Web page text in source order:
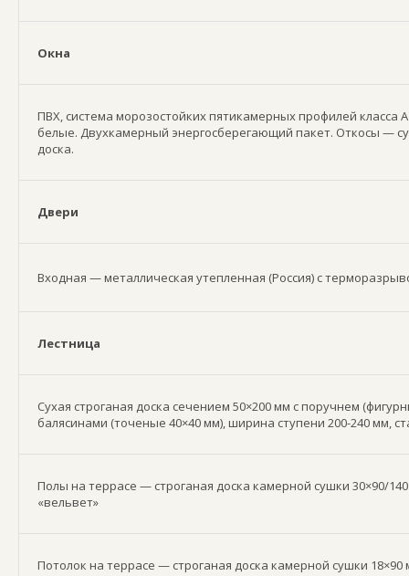
Окна
ПВХ, система морозостойких пятикамерных профилей класса
белые. Двухкамерный энергосберегающий пакет. Откосы —
доска.
Двери
Входная — металлическая утепленная (Россия) с
Лестница
Сухая строганая доска сечением 50×200 мм с поручнем
балясинами (точеные 40×40 мм), ширина ступени 200-240 мм,
Полы на террасе — строганая доска камерной сушки 30×90/
«вельвет»
Потолок на террасе — строганая доска камерной сушки 18×90